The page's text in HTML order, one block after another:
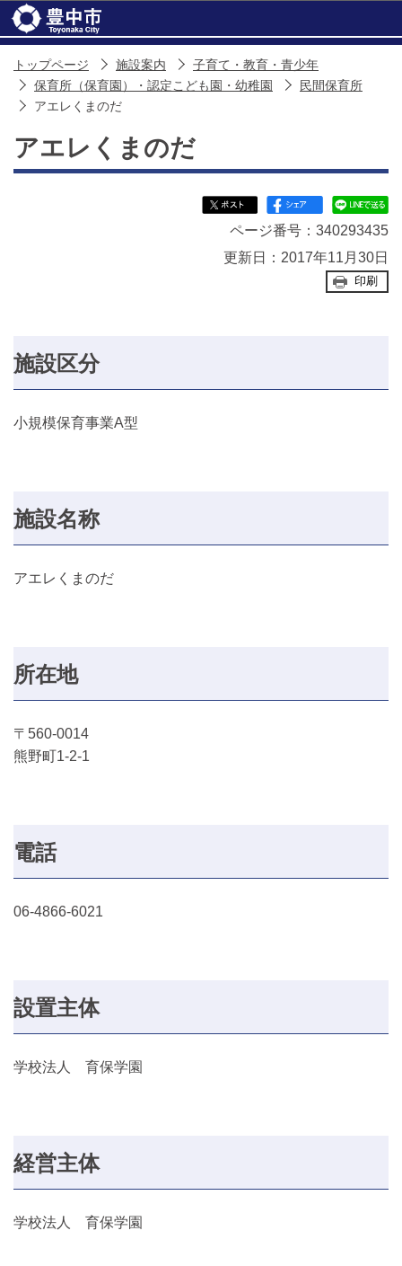
トップページ 施設案内
子育て・教育・青少年
保育所（保育園）・認定こども園・幼稚園
民間保育所
アエレくまのだ
アエレくまのだ
ページ番号：340293435
更新日：2017年11月30日
印刷
施設区分
小規模保育事業A型
施設名称
アエレくまのだ
所在地
〒560-0014
熊野町1-2-1
電話
06-4866-6021
設置主体
学校法人 育保学園
経営主体
学校法人 育保学園